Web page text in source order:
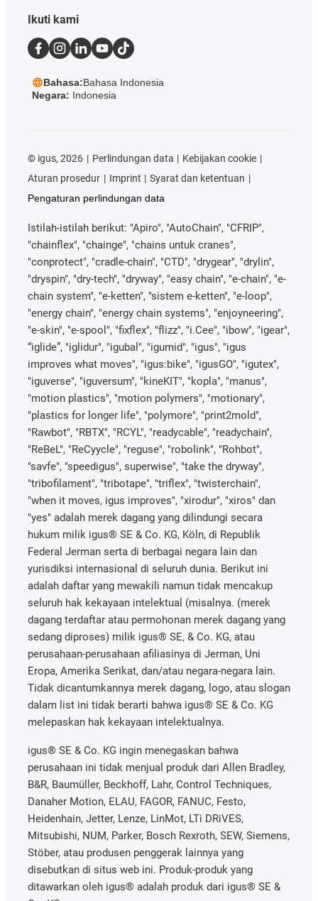
Ikuti kami
Bahasa:Bahasa Indonesia
Negara: Indonesia
© igus, 2026 Perlindungan data
Kebijakan cookie
Aturan prosedur
Imprint
Syarat dan ketentuan
Pengaturan perlindungan data
Istilah-istilah berikut: "Apiro", "AutoChain", "CFRIP",
"chainflex", "chainge", "chains untuk cranes",
"conprotect", "cradle-chain", "CTD", "drygear", "drylin",
"dryspin", "dry-tech", "dryway", "easy chain", "e-chain", "e-
chain system", "e-ketten", "sistem e-ketten", "e-loop",
"energy chain", "energy chain systems", "enjoyneering",
"e-skin", "e-spool", "fixflex", "flizz", "i.Cee", "ibow", "igear",
“iglide”, "iglidur", "igubal", "igumid", "igus", "igus
improves what moves", "igus:bike", "igusGO", "igutex",
"iguverse", "iguversum", "kineKIT", "kopla", "manus",
"motion plastics", "motion polymers", "motionary",
"plastics for longer life", "polymore", "print2mold",
"Rawbot", "RBTX", "RCYL", "readycable", "readychain",
"ReBeL", "ReCyycle", "reguse", "robolink", "Rohbot",
"savfe", "speedigus", superwise", "take the dryway",
"tribofilament", "tribotape", "triflex", "twisterchain",
"when it moves, igus improves", "xirodur", "xiros" dan
"yes" adalah merek dagang yang dilindungi secara
hukum milik igus® SE & Co. KG, Köln, di Republik
Federal Jerman serta di berbagai negara lain dan
yurisdiksi internasional di seluruh dunia. Berikut ini
adalah daftar yang mewakili namun tidak mencakup
seluruh hak kekayaan intelektual (misalnya. (merek
dagang terdaftar atau permohonan merek dagang yang
sedang diproses) milik igus® SE, & Co. KG, atau
perusahaan-perusahaan afiliasinya di Jerman, Uni
Eropa, Amerika Serikat, dan/atau negara-negara lain.
Tidak dicantumkannya merek dagang, logo, atau slogan
dalam list ini tidak berarti bahwa igus® SE & Co. KG
melepaskan hak kekayaan intelektualnya.
igus® SE & Co. KG ingin menegaskan bahwa
perusahaan ini tidak menjual produk dari Allen Bradley,
B&R, Baumüller, Beckhoff, Lahr, Control Techniques,
Danaher Motion, ELAU, FAGOR, FANUC, Festo,
Heidenhain, Jetter, Lenze, LinMot, LTi DRiVES,
Mitsubishi, NUM, Parker, Bosch Rexroth, SEW, Siemens,
Stöber, atau produsen penggerak lainnya yang
disebutkan di situs web ini. Produk-produk yang
ditawarkan oleh igus® adalah produk dari igus® SE &